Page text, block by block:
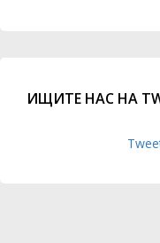
ИЩИТЕ НАС НА